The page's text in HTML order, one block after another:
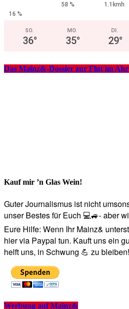
58 %
1.1kmh
16 %
SO.
36°
MO.
35°
DI.
29°
Das Mainz&-Dossier zur Flut im
Kauf mir ’n Glas Wein!
Guter Journalismus ist nicht
unser Bestes für Euch 💻🚙- aber
Eure Hilfe: Wenn Ihr Mainz&
hier via Paypal tun. Kauft uns ein
helft uns, in Schwung 💪 zu bleiben!
Werbung auf Mainz&